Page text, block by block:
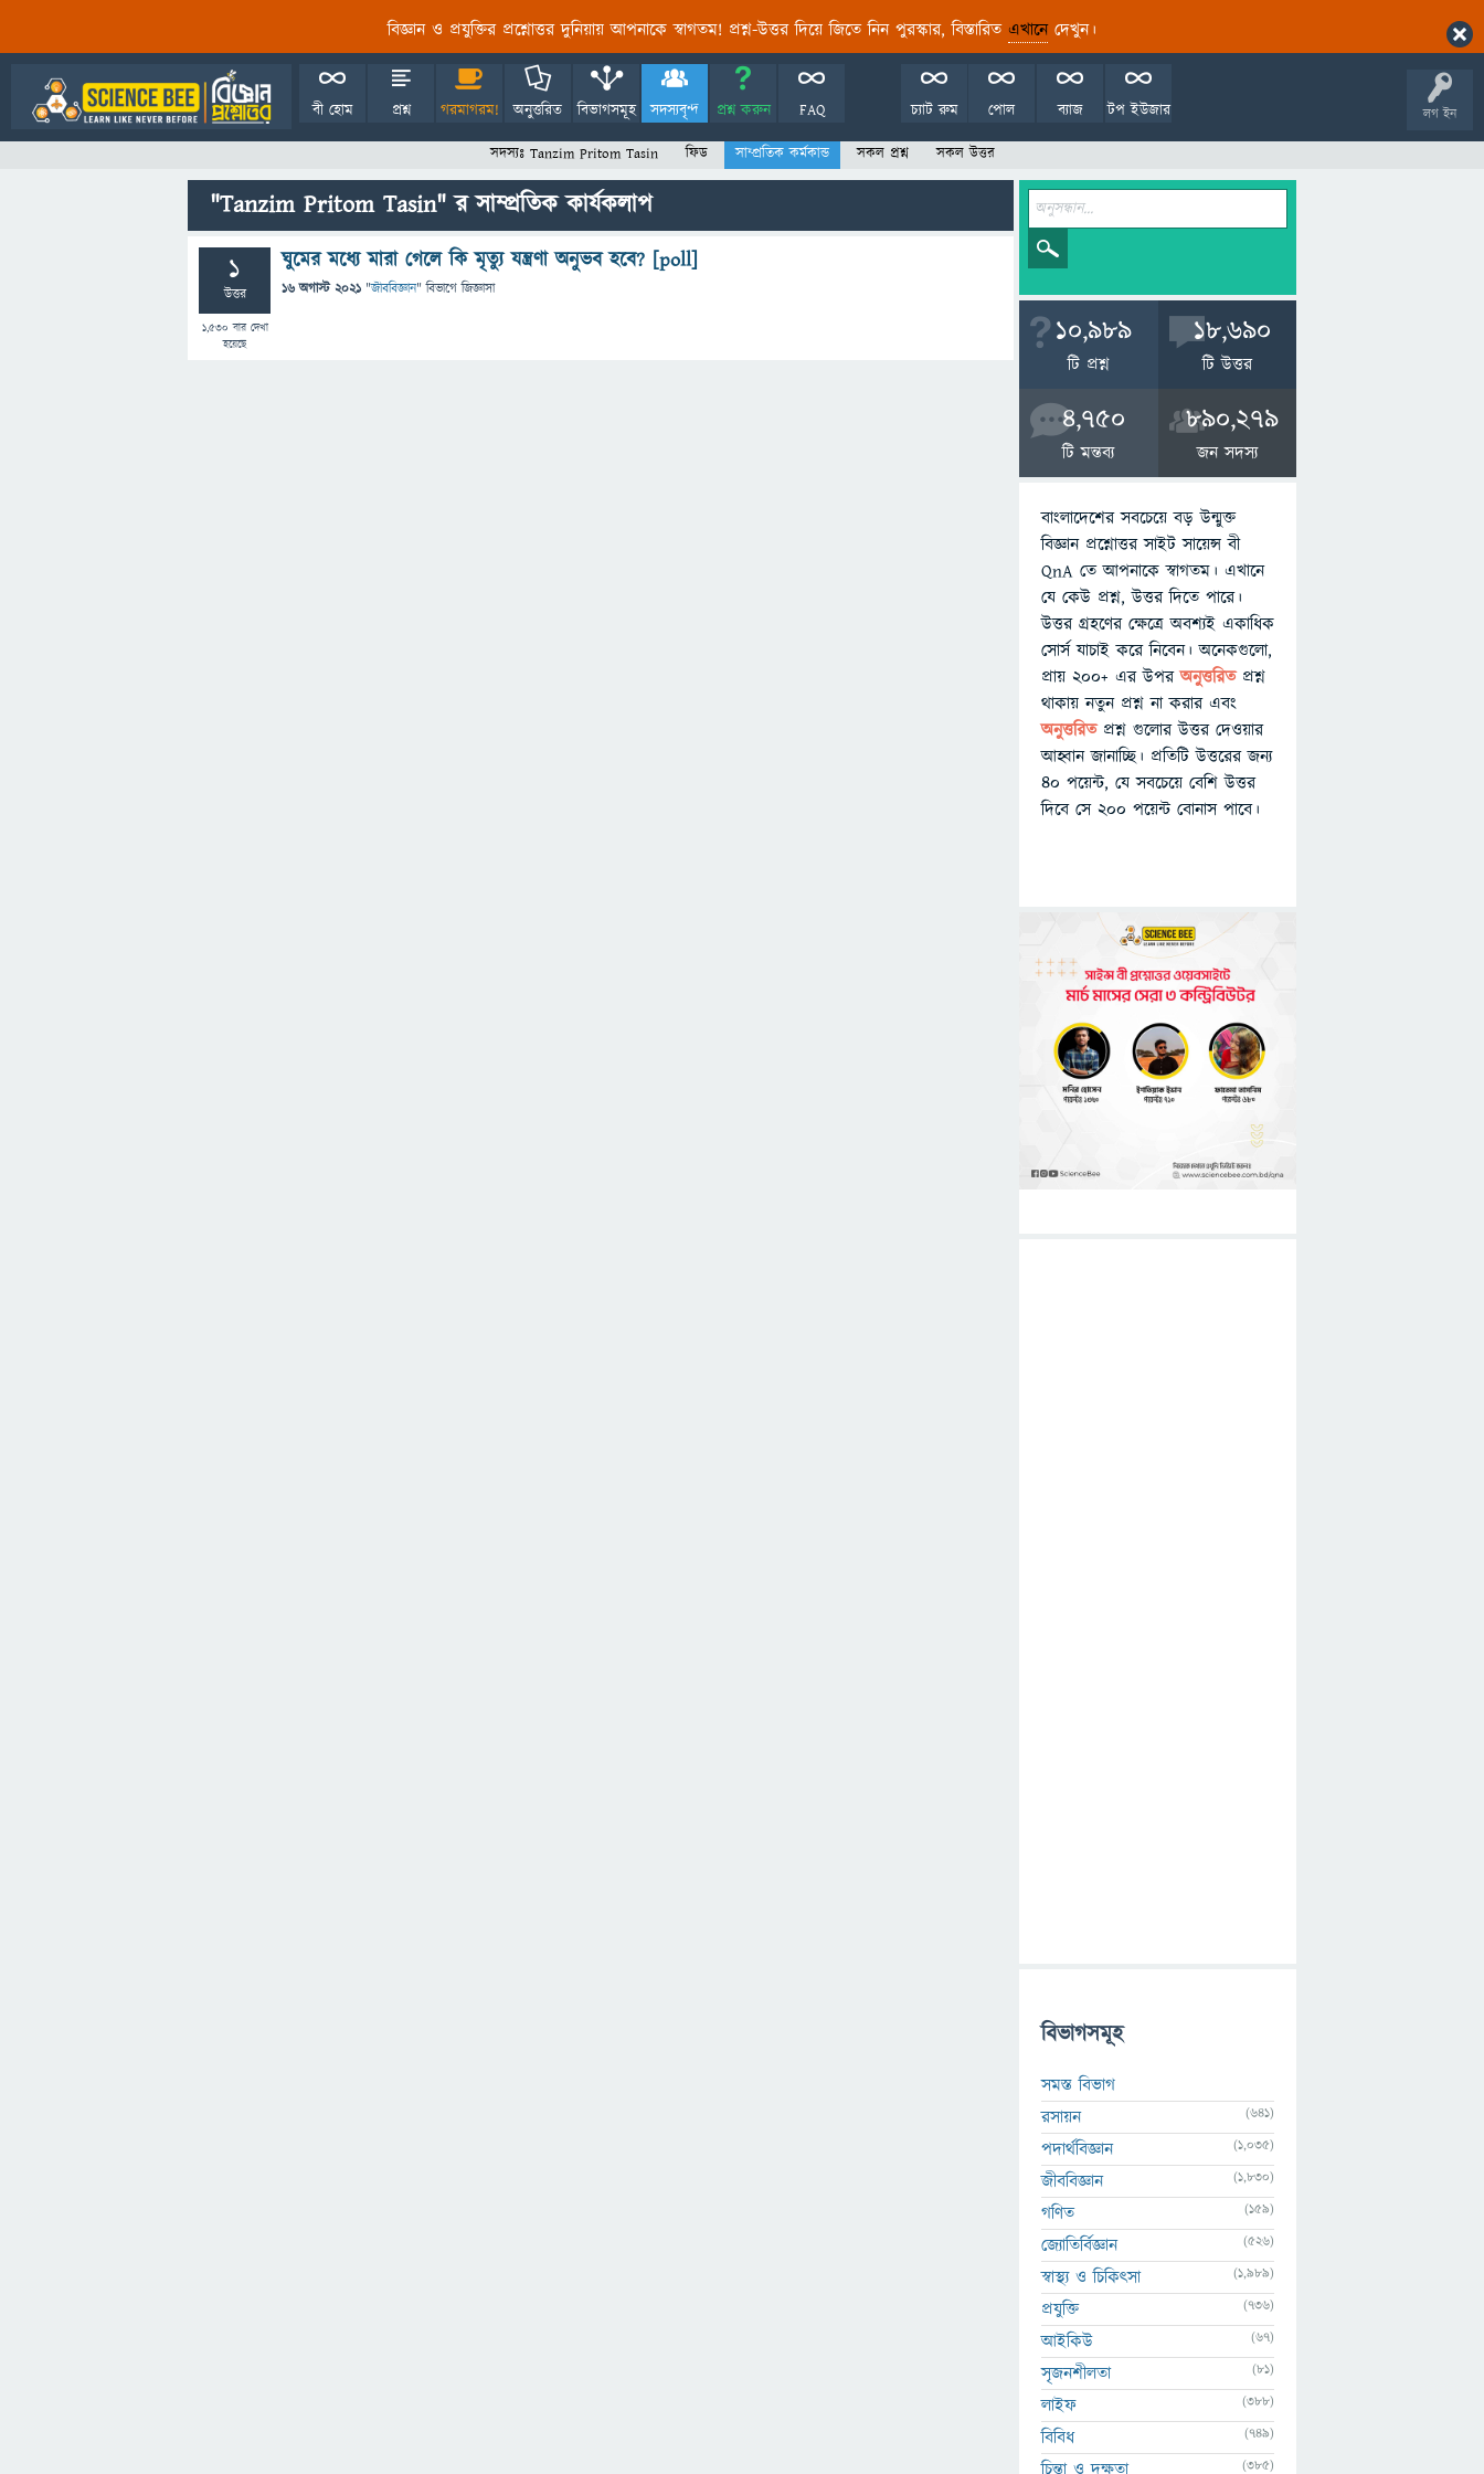
বিজ্ঞান ও প্রযুক্তির প্রশ্নোত্তর দুনিয়ায় আপনাকে স্বাগতম! প্রশ্ন-উত্তর দিয়ে জিতে নিন পুরস্কার, বিস্তারিত এখানেদেখুন।
লগ ইন
বী হোম প্রশ্ন গরমাগরম! অনুত্তরিত বিভাগসমূহ সদস্যবৃন্দ প্রশ্ন করুন FAQ টপ ইউজার
ব্যাজ
পোল
চ্যাট রুম
সদস্যঃ Tanzim Pritom Tasin ফিড সাম্প্রতিক কর্মকান্ড সকল প্রশ্ন সকল উত্তর
"Tanzim Pritom Tasin" র সাম্প্রতিক কার্যকলাপ
1
উত্তর
1,530 বার দেখা
হয়েছে
ঘুমের মধ্যে মারা গেলে কি মৃত্যু যন্ত্রণা অনুভব হবে? [poll]
16 অগাস্ট 2021 "জীববিজ্ঞান" বিভাগে জিজ্ঞাসা
10,989
টি প্রশ্ন
18,690
টি উত্তর
4,750
টি মন্তব্য
890,279
জন সদস্য
বাংলাদেশের সবচেয়ে বড় উন্মুক্ত
বিজ্ঞান প্রশ্নোত্তর সাইট সায়েন্স বী
QnA তে আপনাকে স্বাগতম। এখানে
যে কেউ প্রশ্ন, উত্তর দিতে পারে।
উত্তর গ্রহণের ক্ষেত্রে অবশ্যই একাধিক
সোর্স যাচাই করে নিবেন। অনেকগুলো,
প্রায় ২০০+ এর উপরঅনুত্তরিতপ্রশ্ন
থাকায় নতুন প্রশ্ন না করার এবং
অনুত্তরিত প্রশ্ন গুলোর উত্তর দেওয়ার
আহ্বান জানাচ্ছি। প্রতিটি উত্তরের জন্য
৪০ পয়েন্ট, যে সবচেয়ে বেশি উত্তর
দিবে সে ২০০ পয়েন্ট বোনাস পাবে।
বিভাগসমূহ
সমস্ত বিভাগ
রসায়ন
(641)
পদার্থবিজ্ঞান (1,035)
জীববিজ্ঞান (1,830)
গণিত (159)
জ্যোতির্বিজ্ঞান (526)
স্বাস্থ্য ও চিকিৎসা (1,989)
প্রযুক্তি (736)
আইকিউ (67)
সৃজনশীলতা (81)
লাইফ (388)
বিবিধ (749)
চিন্তা ও দক্ষতা (385)